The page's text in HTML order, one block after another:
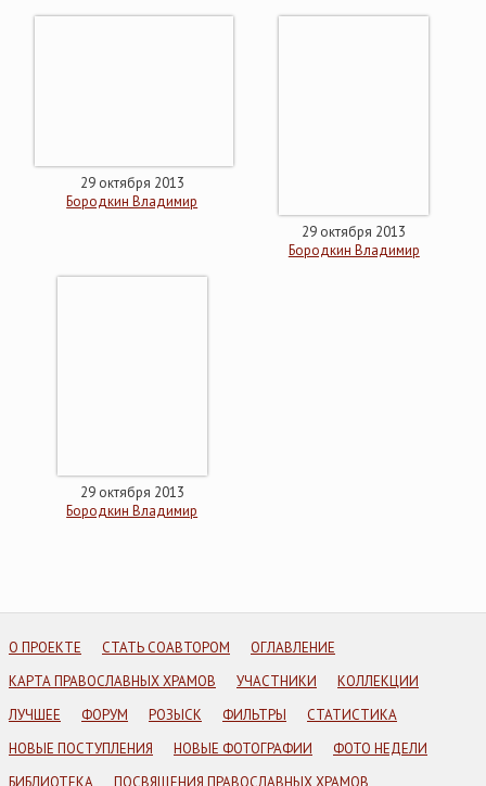
29 октября 2013
Бородкин Владимир
29 октября 2013
Бородкин Владимир
29 октября 2013
Бородкин Владимир
О ПРОЕКТЕ СТАТЬ СОАВТОРОМ
ОГЛАВЛЕНИЕ
КАРТА ПРАВОСЛАВНЫХ ХРАМОВ
УЧАСТНИКИ
КОЛЛЕКЦИИ
ЛУЧШЕЕ
ФОРУМ РОЗЫСК ФИЛЬТРЫ
СТАТИСТИКА
НОВЫЕ ПОСТУПЛЕНИЯ
НОВЫЕ ФОТОГРАФИИ
ФОТО НЕДЕЛИ
БИБЛИОТЕКА
ПОСВЯЩЕНИЯ ПРАВОСЛАВНЫХ ХРАМОВ